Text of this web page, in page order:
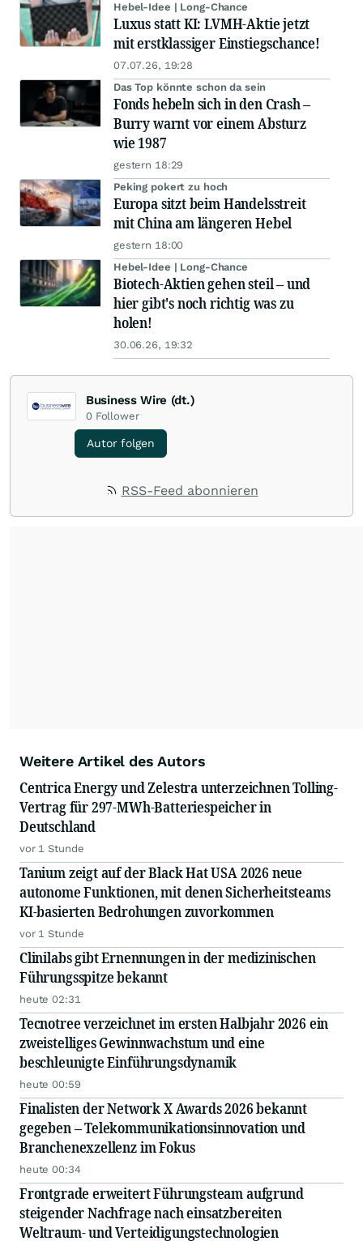
Hebel-Idee | Long-Chance
Luxus statt KI: LVMH-Aktie jetzt
mit erstklassiger Einstiegschance!
07.07.26, 19:28
Das Top könnte schon da sein
Fonds hebeln sich in den Crash –
Burry warnt vor einem Absturz
wie 1987
gestern 18:29
Peking pokert zu hoch
Europa sitzt beim Handelsstreit
mit China am längeren Hebel
gestern 18:00
Hebel-Idee | Long-Chance
Biotech-Aktien gehen steil – und
hier gibt's noch richtig was zu
holen!
30.06.26, 19:32
Business Wire (dt.)
0 Follower
Autor folgen
RSS-Feed abonnieren
Weitere Artikel des Autors
Centrica Energy und Zelestra unterzeichnen Tolling-
Vertrag für 297-MWh-Batteriespeicher in
Deutschland
vor 1 Stunde
Tanium zeigt auf der Black Hat USA 2026 neue
autonome Funktionen, mit denen Sicherheitsteams
KI-basierten Bedrohungen zuvorkommen
vor 1 Stunde
Clinilabs gibt Ernennungen in der medizinischen
Führungsspitze bekannt
heute 02:31
Tecnotree verzeichnet im ersten Halbjahr 2026 ein
zweistelliges Gewinnwachstum und eine
beschleunigte Einführungsdynamik
heute 00:59
Finalisten der Network X Awards 2026 bekannt
gegeben – Telekommunikationsinnovation und
Branchenexzellenz im Fokus
heute 00:34
Frontgrade erweitert Führungsteam aufgrund
steigender Nachfrage nach einsatzbereiten
Weltraum- und Verteidigungstechnologien